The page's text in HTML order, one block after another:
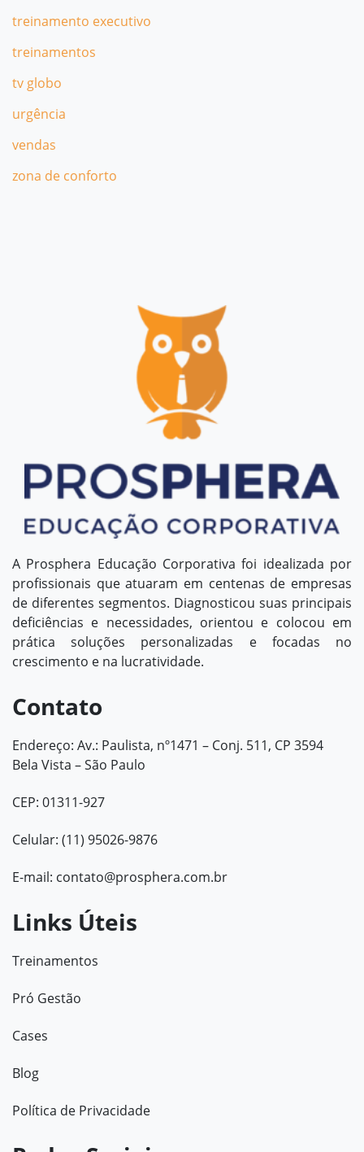
treinamento executivo
treinamentos
tv globo
urgência
vendas
zona de conforto
A Prosphera Educação Corporativa foi idealizada por
profissionais que atuaram em centenas de empresas
de diferentes segmentos. Diagnosticou suas principais
deficiências e necessidades, orientou e colocou em
prática soluções personalizadas e focadas no
crescimento e na lucratividade.
Contato
Endereço: Av.: Paulista, nº1471 – Conj. 511, CP 3594
Bela Vista – São Paulo
CEP: 01311-927
Celular: (11) 95026-9876
E-mail: contato@prosphera.com.br
Links Úteis
Treinamentos
Pró Gestão
Cases
Blog
Política de Privacidade